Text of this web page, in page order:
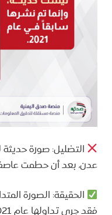
التضليل: صورة حديثة
عدن، بعد أن حطمت عاصفة
الحقيقة: الصورة